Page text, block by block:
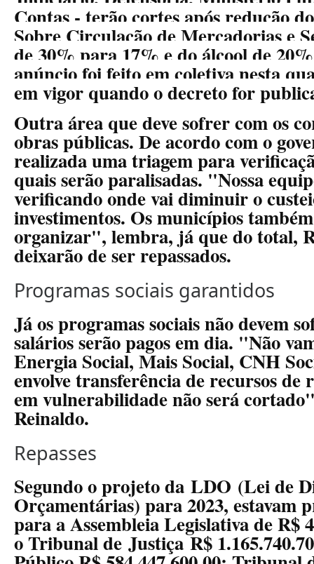
Contas - terão cortes após redução do
Sobre Circulação de Mercadorias e
de 30% para 17% e do álcool de
anúncio foi feito em coletiva nesta
em vigor quando o decreto for
Outra área que deve sofrer com os
obras públicas. De acordo com o
realizada uma triagem para
quais serão paralisadas. "Nossa
verificando onde vai diminuir o
investimentos. Os municípios
organizar", lembra, já que do total,
deixarão de ser repassados.
Programas sociais garantidos
Já os programas sociais não devem
salários serão pagos em dia. "Não
Energia Social, Mais Social, CNH
envolve transferência de recursos de
em vulnerabilidade não será
Reinaldo.
Repasses
Segundo o projeto da LDO (Lei de
Orçamentárias) para 2023, estavam
para a Assembleia Legislativa de R$
o Tribunal de Justiça R$